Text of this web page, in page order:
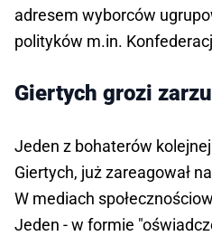
adresem wyborców
polityków m.in.
Giertych grozi
Jeden z bohaterów
Giertych, już zareagował
W mediach
Jeden - w formie